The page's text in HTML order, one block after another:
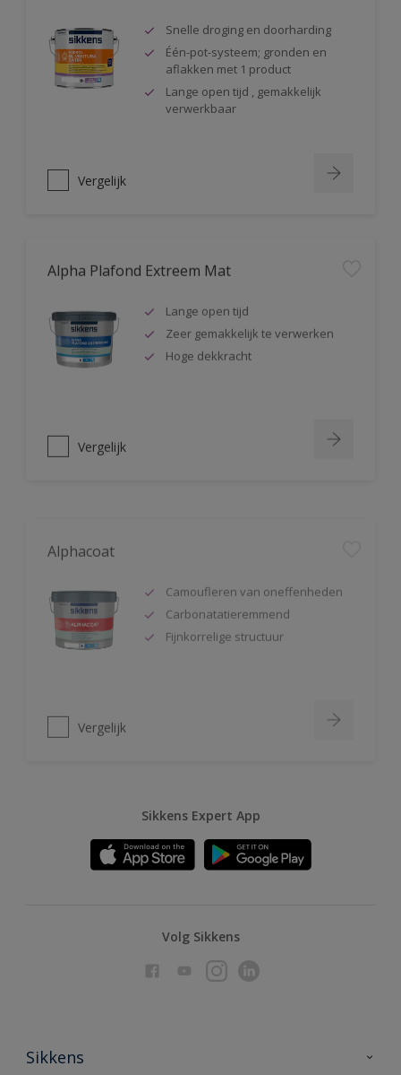
Snelle droging en doorharding
Één-pot-systeem; gronden en
aflakken met 1 product
Lange open tijd , gemakkelijk
verwerkbaar
Vergelijk
Alpha Plafond Extreem Mat
Lange open tijd
Zeer gemakkelijk te verwerken
Hoge dekkracht
Vergelijk
Carbonatatieremmend
Fijnkorrelige structuur
Sikkens Expert App
Volg Sikkens
Sikkens